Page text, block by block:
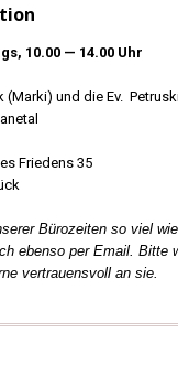
10.00 — 14.00 Uhr
(Mar­ki) und die Ev.
Frie­dens 35
Büro­zei­ten so viel
eben­so per Email. Bit­te
ver­trau­ens­voll an sie.